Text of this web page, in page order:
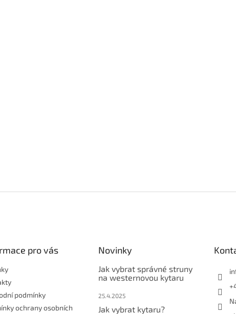
pro vás
podmínky
ochrany osobních
Novinky
Jak vybrat správné struny
na westernovou kytaru
25.4.2025
Jak vybrat kytaru?